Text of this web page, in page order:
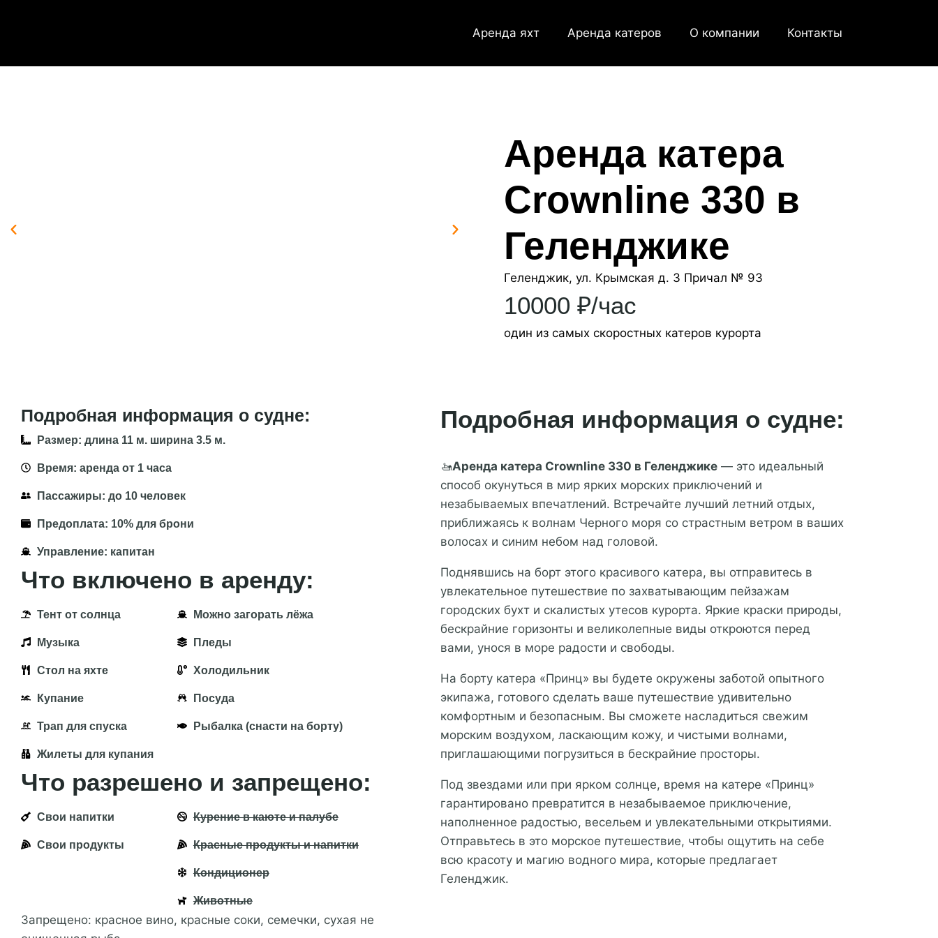
Аренда яхт Аренда катеров О компании Контакты
Аренда катера
Crownline 330 в
Геленджике
Геленджик, ул. Крымская д. 3 Причал № 93
10000 ₽/час
один из самых скоростных катеров курорта
Подробная информация о судне:
Размер: длина 11 м. ширина 3.5 м.
Время: аренда от 1 часа
Пассажиры: до 10 человек
Предоплата: 10% для брони
Управление: капитан
Что включено в аренду:
Тент от солнца
Музыка
Стол на яхте
Купание
Трап для спуска
Жилеты для купания
Можно загорать лёжа
Пледы
Холодильник
Посуда
Рыбалка (снасти на борту)
Что разрешено и запрещено:
Свои напитки
Свои продукты
Курение в каюте и палубе
Красные продукты и напитки
Кондиционер
Животные
Запрещено: красное вино, красные соки, семечки, сухая не
Подробная информация о судне:
🚤Аренда катера Crownline 330 в Геленджике — это идеальный
способ окунуться в мир ярких морских приключений и
незабываемых впечатлений. Встречайте лучший летний отдых,
приближаясь к волнам Черного моря со страстным ветром в ваших
волосах и синим небом над головой.
Поднявшись на борт этого красивого катера, вы отправитесь в
увлекательное путешествие по захватывающим пейзажам
городских бухт и скалистых утесов курорта. Яркие краски природы,
бескрайние горизонты и великолепные виды откроются перед
вами, унося в море радости и свободы.
На борту катера «Принц» вы будете окружены заботой опытного
экипажа, готового сделать ваше путешествие удивительно
комфортным и безопасным. Вы сможете насладиться свежим
морским воздухом, ласкающим кожу, и чистыми волнами,
приглашающими погрузиться в бескрайние просторы.
Под звездами или при ярком солнце, время на катере «Принц»
гарантировано превратится в незабываемое приключение,
наполненное радостью, весельем и увлекательными открытиями.
Отправьтесь в это морское путешествие, чтобы ощутить на себе
всю красоту и магию водного мира, которые предлагает
Геленджик.